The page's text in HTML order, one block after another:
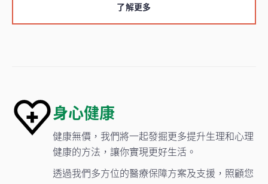
了解更多
身心健康
健康無價，我們將一起發掘更多提升生理和心理
健康的方法，讓你實現更好生活。
透過我們多方位的醫療保障方案及支援，照顧您